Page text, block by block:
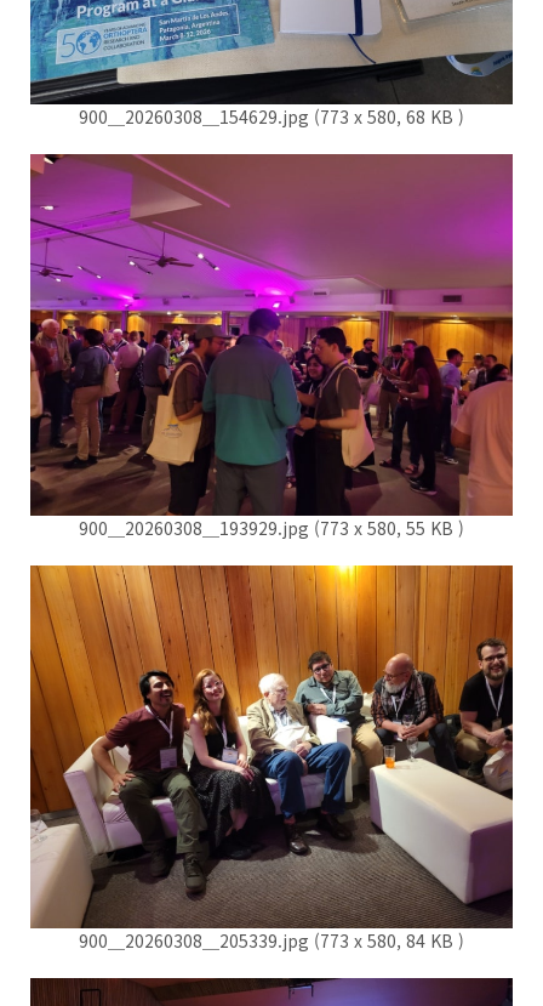
900＿20260308＿154629.jpg (773 x 580, 68 KB )
900＿20260308＿193929.jpg (773 x 580, 55 KB )
900＿20260308＿205339.jpg (773 x 580, 84 KB )